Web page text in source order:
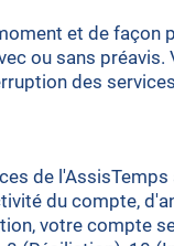
et de
ou sans
des
de
du compte,
votre compte